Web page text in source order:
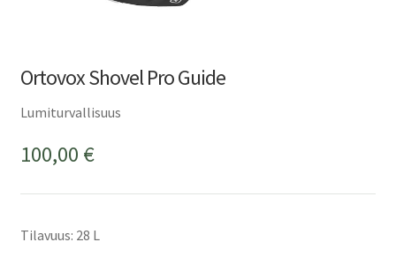
Ortovox Shovel Pro Guide
Lumiturvallisuus
100,00 €
Tilavuus: 28 L